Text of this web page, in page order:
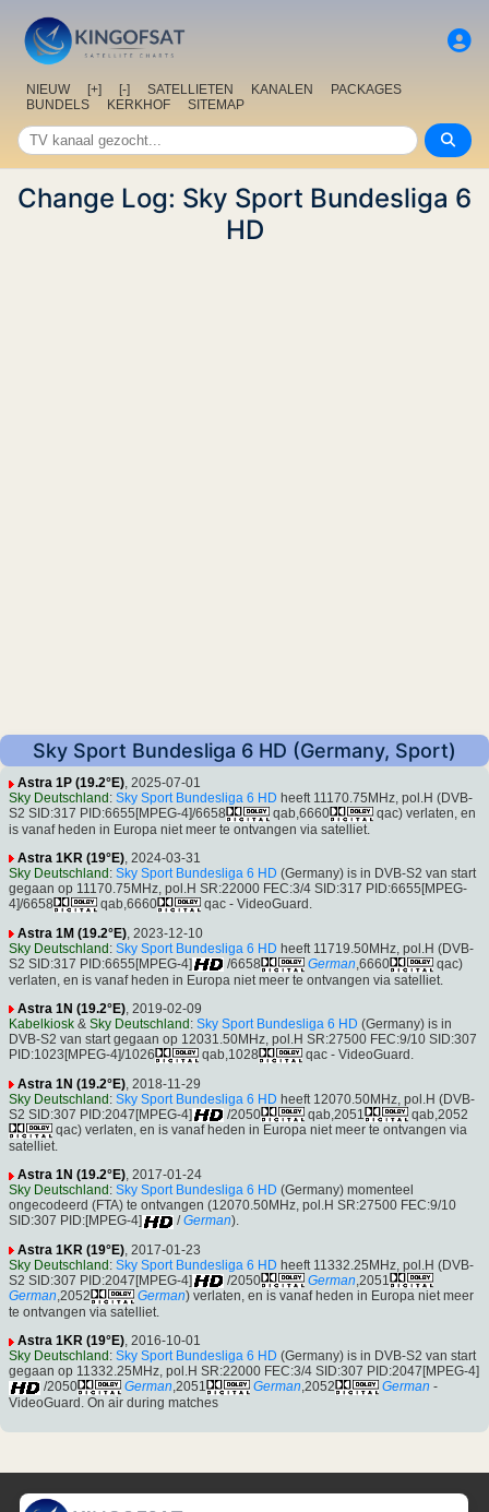
NIEUW [+] [-] SATELLIETEN KANALEN
PACKAGES
BUNDELS
KERKHOF SITEMAP
Change Log: Sky Sport Bundesliga 6
HD
Sky Sport Bundesliga 6 HD (Germany, Sport)
Astra 1P (19.2°E), 2025-07-01
Sky Deutschland : Sky Sport Bundesliga 6 HD heeft 11170.75MHz, pol.H (DVB-
S2 SID:317 PID:6655[MPEG-4]/6658
qab,6660
qac) verlaten, en
is vanaf heden in Europa niet meer te ontvangen via satelliet.
Astra 1KR (19°E), 2024-03-31
Sky Deutschland : Sky Sport Bundesliga 6 HD (Germany) is in DVB-S2 van start
gegaan op 11170.75MHz, pol.H SR:22000 FEC:3/4 SID:317 PID:6655[MPEG-
4]/6658
qab,6660
qac - VideoGuard.
Astra 1M (19.2°E), 2023-12-10
Sky Deutschland : Sky Sport Bundesliga 6 HD heeft 11719.50MHz, pol.H (DVB-
S2 SID:317 PID:6655[MPEG-4]
/6658 German,6660
qac)
verlaten, en is vanaf heden in Europa niet meer te ontvangen via satelliet.
Astra 1N (19.2°E) , 2019-02-09
Kabelkiosk & Sky Deutschland: Sky Sport Bundesliga 6 HD (Germany) is in
DVB-S2 van start gegaan op 12031.50MHz, pol.H SR:27500 FEC:9/10 SID:307
PID:1023[MPEG-4]/1026
qab,1028
qac - VideoGuard.
Astra 1N (19.2°E) , 2018-11-29
Sky Deutschland: Sky Sport Bundesliga 6 HD heeft 12070.50MHz, pol.H (DVB-
S2 SID:307 PID:2047[MPEG-4]
/2050 qab,2051
qab,2052
qac) verlaten, en is vanaf heden in Europa niet meer te ontvangen via
satelliet.
Astra 1N (19.2°E), 2017-01-24
Sky Deutschland : Sky Sport Bundesliga 6 HD (Germany) momenteel
ongecodeerd (FTA) te ontvangen (12070.50MHz, pol.H SR:27500 FEC:9/10
SID:307 PID:[MPEG-4]
/ German).
Astra 1KR (19°E) , 2017-01-23
Sky Deutschland: Sky Sport Bundesliga 6 HD heeft 11332.25MHz, pol.H (DVB-
S2 SID:307 PID:2047[MPEG-4]
/2050 German ,2051
German,2052 German) verlaten, en is vanaf heden in Europa niet meer
te ontvangen via satelliet.
Astra 1KR (19°E), 2016-10-01
Sky Deutschland : Sky Sport Bundesliga 6 HD (Germany) is in DVB-S2 van start
gegaan op 11332.25MHz, pol.H SR:22000 FEC:3/4 SID:307 PID:2047[MPEG-4]
/2050
German,2051 German,2052 German -
VideoGuard. On air during matches